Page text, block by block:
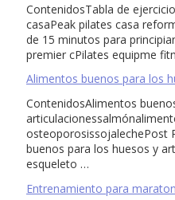
ContenidosTabla de
casaPeak pilates casa
de 15 minutos para
premier cPilates equipme
Alimentos buenos para los
ContenidosAlimentos
osteoporosissojalechePost
buenos para los huesos y
esqueleto …
Entrenamiento para